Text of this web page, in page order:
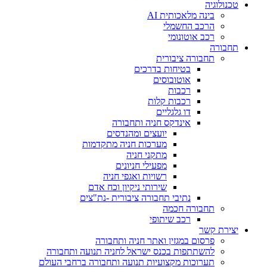
טכנולוגיה
בינה מלאכותית AI
הרכב החשמלי
רכב אוטונומי
תחבורה
תחבורה ציבורית
בטיחות בדרכים
אוטובוסים
רכבות
רכבות קלות
דו גלגליים
אינדקס חניה ותחבורה
יועצים ומהנדסים
מערכות חניה מתקדמות
מתקני חניה
מפעילי חניונים
רשויות ואגפי חניה
שירותי ניקיון וכח אדם
נתיבי תחבורה ציבורית -נת"צים
תחבורה חכמה
רכב שיתופי
יצירת קשר
פרסום במגזין ואתר חניה ותחבורה
להשתתפות בכנס ישראל לחניה תנועה ותחבורה
תערוכות מקצועיות תנועה ותחבורה ברחבי העולם